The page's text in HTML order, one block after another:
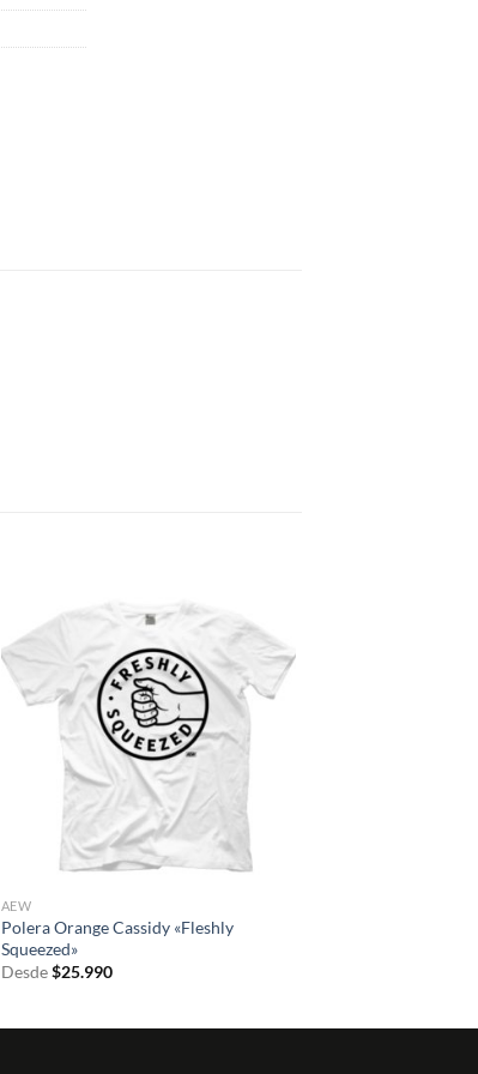
AEW
Polera Orange Cassidy «Fleshly
Squeezed»
Desde $25.990